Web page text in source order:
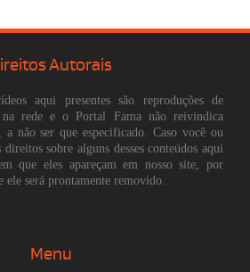
Autorais
aqui presentes são reproduções de
na rede e o Portal Fama não reivindica
não ser que especificado. Caso você ou
direitos sobre alguns desses conteúdos aqui
que eles apareçam em nosso site, por
ele será prontamente removido.
Menu